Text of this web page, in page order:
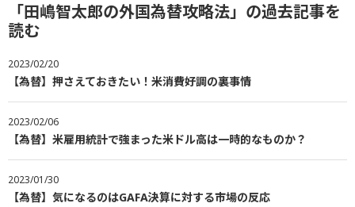
「田嶋智太郎の外国為替攻略法」の過去記事を
読む
2023/02/20
【為替】押さえておきたい！米消費好調の裏事情
2023/02/06
【為替】米雇用統計で強まった米ドル高は一時的なものか？
2023/01/30
【為替】気になるのはGAFA決算に対する市場の反応